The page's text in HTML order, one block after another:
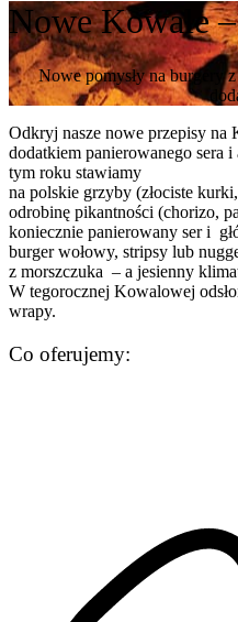
Nowe Kowale
Nowe pomysły na burgery
Odkryj nasze nowe przepisy na
dodatkiem panierowanego sera
tym roku stawiamy
na polskie grzyby (złociste
odrobinę pikantności (chorizo,
koniecznie panierowany ser i
burger wołowy, stripsy lub
z morszczuka – a jesienny
W tegorocznej Kowalowej
wrapy.
Co oferujemy: